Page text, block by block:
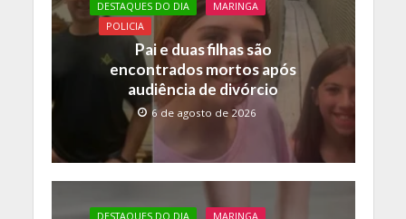
o p
p
n
k
DESTAQUES DO DIA
MARINGA
POLICIA
Pai e duas filhas são
encontrados mortos após
audiência de divórcio
6 de agosto de 2026